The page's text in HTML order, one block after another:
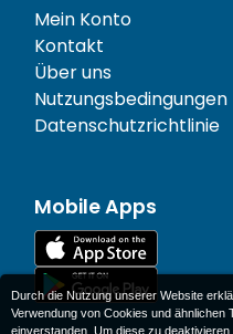
Mein Konto
Kontakt
Über uns
Nutzungsbedingungen
Datenschutzrichtlinie
Mobile Apps
Durch die Nutzung unserer Website
Verwendung von Cookies und ähnlichen
einverstanden. Um diese zu